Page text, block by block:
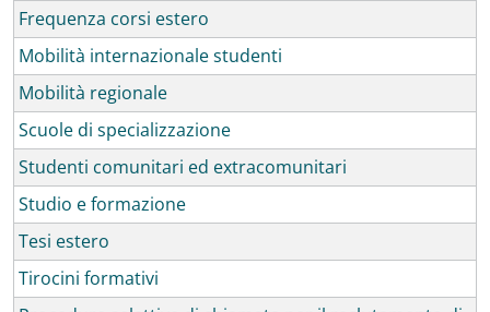
Frequenza corsi estero
Mobilità internazionale studenti
Mobilità regionale
Scuole di specializzazione
Studenti comunitari ed extracomunitari
Studio e formazione
Tesi estero
Tirocini formativi